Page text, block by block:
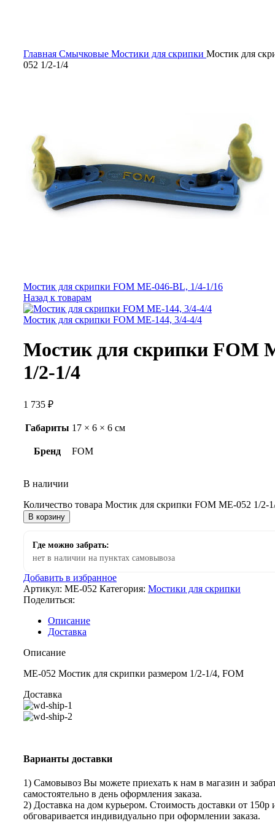
Главная Смычковые Мостики для скрипки Мостик для
052 1/2-1/4
Мостик для скрипки FOM ME-046-BL, 1/4-1/16
Назад к товарам
Мостик для скрипки FOM ME-144, 3/4-4/4
Мостик для скрипки FOM
1/2-1/4
1 735 ₽
Габариты 17 × 6 × 6 см
Бренд FOM
В наличии
Количество товара Мостик для скрипки FOM ME-052 1/2-
В корзину
Где можно забрать:
нет в наличии на пунктах самовывоза
Добавить в избранное
Артикул: ME-052 Категория: Мостики для скрипки
Поделиться:
Описание
Доставка
Описание
ME-052 Мостик для скрипки размером 1/2-1/4, FOM
Доставка
Варианты доставки
1) Самовывоз Вы можете приехать к нам в магазин и
самостоятельно в день оформления заказа.
2) Доставка на дом курьером. Стоимость доставки от 150р
обговаривается индивидуально при оформлении заказа.